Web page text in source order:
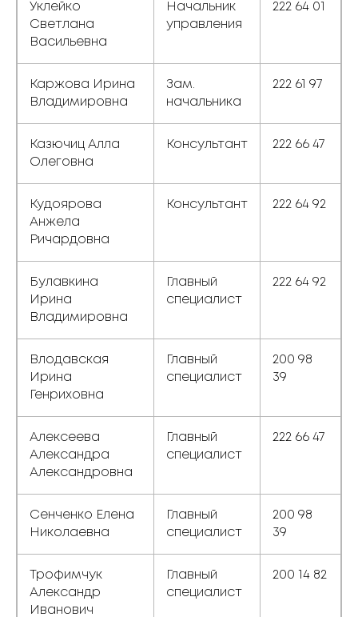
Уклейко
Светлана
Васильевна
Начальник
управления
222 64 01
Каржова Ирина
Владимировна
Зам.
начальника
222 61 97
Казючиц Алла
Олеговна
Консультант 222 66 47
Кудоярова
Анжела
Ричардовна
Консультант 222 64 92
Булавкина
Ирина
Владимировна
Главный
специалист
222 64 92
Влодавская
Ирина
Генриховна
Главный
специалист
200 98
39
Алексеева
Александра
Александровна
Главный
специалист
222 66 47
Сенченко Елена
Николаевна
Главный
специалист
200 98
39
Трофимчук
Александр
Иванович
Главный
специалист
200 14 82